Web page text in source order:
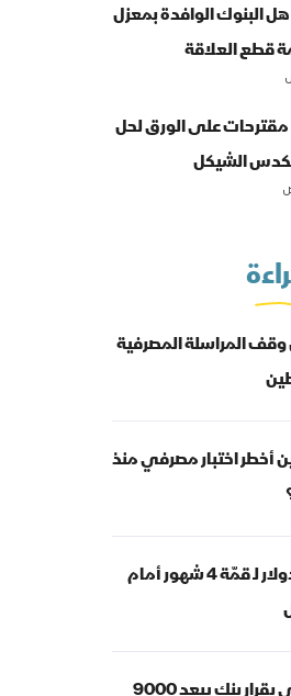
هل البنوك الوافدة بمعزل
قطع العلاقة
مقترحات على الورق لحل
الشيكل
المراسلة المصرفية
أخطر اختبار مصرفي منذ
الفيدرالي قد يدفع الدولار لـ قمّة 4 شهور أمام